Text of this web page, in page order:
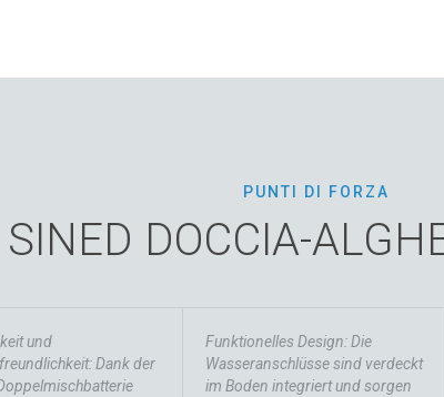
PUNTI DI FORZA
SINED DOCCIA-
und
Dank der
Funktionelles Design: Die
Wasseranschlüsse sind verdeckt
im Boden integriert und sorgen